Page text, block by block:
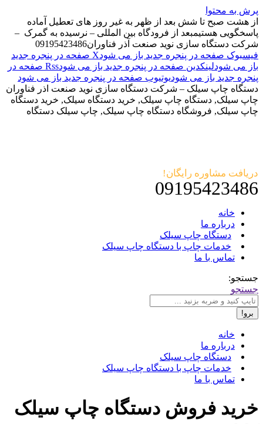
پرش به محتوا
از هشت صبح تا شش بعد از ظهر به غیر روز های تعطیل آماده
پاسخگویی هستیمبعد از فرودگاه بین المللی – نرسیده به گمرک –
شرکت دستگاه سازی نوید صنعت آذر فناوران09195423486
فیسبوک صفحه در پنجره جدید باز می شود
X صفحه در پنجره جدید
باز می شودلینکدین صفحه در پنجره جدید باز می شود
Rss صفحه در
پنجره جدید باز می شودیوتیوب صفحه در پنجره جدید باز می شود
دستگاه چاپ سیلک – شرکت دستگاه سازی نوید صنعت اذر فناوران
چاپ سیلک, دستگاه چاپ سیلک, خرید دستگاه سیلک, خرید دستگاه
چاپ سیلک, فروشگاه دستگاه چاپ سیلک, چاپ سیلک دستگاه
دریافت مشاوره رایگان!
09195423486
خانه
درباره ما
دستگاه چاپ سیلک
خدمات چاپ با دستگاه چاپ سیلک
تماس با ما
جستجو:
جستجو
خانه
درباره ما
دستگاه چاپ سیلک
خدمات چاپ با دستگاه چاپ سیلک
تماس با ما
خرید فروش دستگاه چاپ سیلک